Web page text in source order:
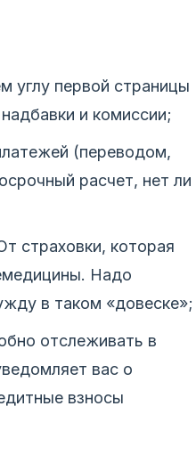
углу первой страницы
и комиссии;
(переводом,
расчет, нет ли
страховки, которая
Надо
в таком «довеске»;
отслеживать в
вас о
взносы